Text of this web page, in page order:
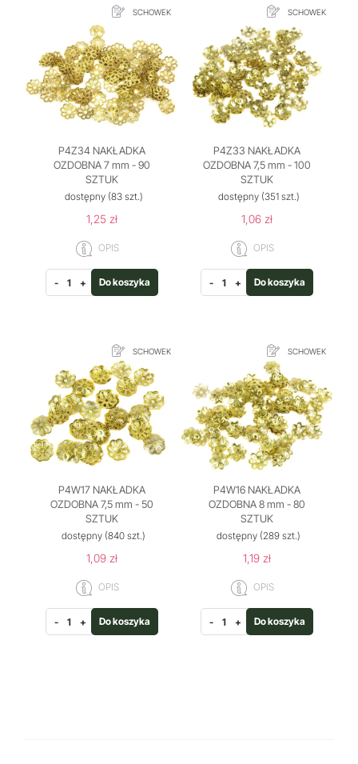
SCHOWEK
P4Z34 NAKŁADKA
OZDOBNA 7 mm - 90
SZTUK
dostępny(83 szt.)
1,25 zł
OPIS
- + Do koszyka
SCHOWEK
P4Z33 NAKŁADKA
OZDOBNA 7,5 mm - 100
SZTUK
dostępny(351 szt.)
1,06 zł
OPIS
- + Do koszyka
SCHOWEK
P4W17 NAKŁADKA
OZDOBNA 7,5 mm - 50
SZTUK
dostępny (840 szt.)
1,09 zł
OPIS
- + Do koszyka
SCHOWEK
P4W16 NAKŁADKA
OZDOBNA 8 mm - 80
SZTUK
dostępny (289 szt.)
1,19 zł
OPIS
- + Do koszyka